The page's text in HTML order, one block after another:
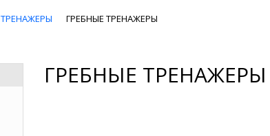
ТРЕНАЖЕРЫ ГРЕБНЫЕ ТРЕНАЖЕРЫ
ГРЕБНЫЕ ТРЕНАЖЕРЫ